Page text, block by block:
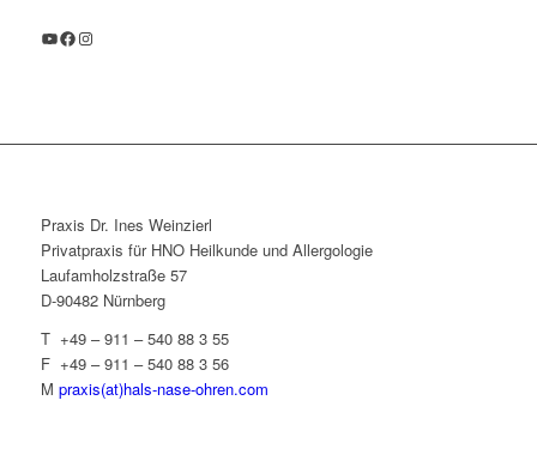
YouTube
Facebook
Instagram
Praxis Dr. Ines Weinzierl
Privatpraxis für HNO Heilkunde und Allergologie
Laufamholzstraße 57
D-90482 Nürnberg
T +49 – 911 – 540 88 3 55
F +49 – 911 – 540 88 3 56
M praxis(at)hals-nase-ohren.com